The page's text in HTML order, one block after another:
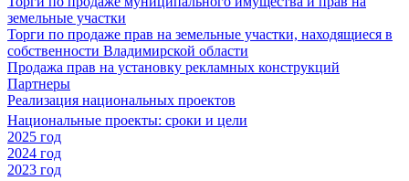
земельные участки
Торги по продаже прав на земельные участки, находящиеся в
собственности Владимирской области
Продажа прав на установку рекламных конструкций
Партнеры
Реализация национальных проектов
Национальные проекты: сроки и цели
2025 год
2024 год
2023 год